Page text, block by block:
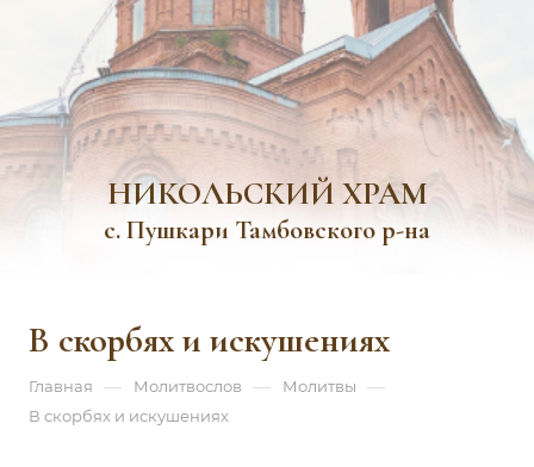
НИКОЛЬСКИЙ ХРАМ
с. Пушкари Тамбовского р-на
В скорбях и искушениях
Главная — Молитвослов — Молитвы —
В скорбях и искушениях